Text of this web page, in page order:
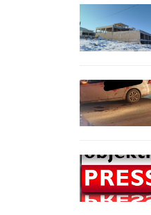
Uygulama 4 farklı noktada 112
personelin katılımıyla
gerçekleştirildi. Uygulamada; 631